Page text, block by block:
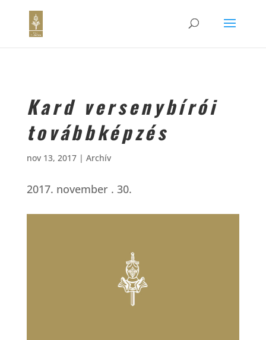
Kard versenybírói
továbbképzés
nov 13, 2017| Archív
2017. november . 30.